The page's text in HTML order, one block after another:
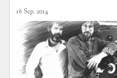
16 Sep. 2014